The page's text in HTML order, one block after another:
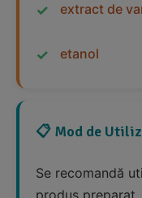
extract de
etanol
📋 Mod de
Se recomandă